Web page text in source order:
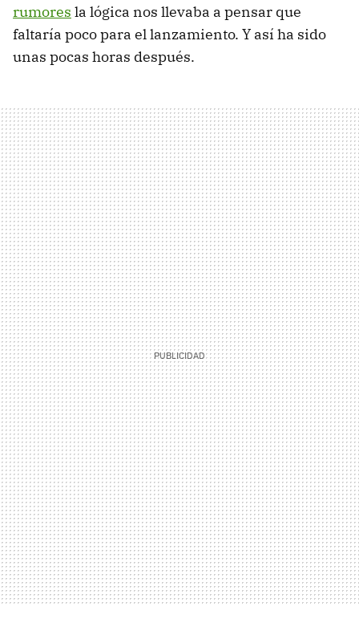
rumores la lógica nos llevaba a pensar que
faltaría poco para el lanzamiento. Y así ha sido
unas pocas horas después.